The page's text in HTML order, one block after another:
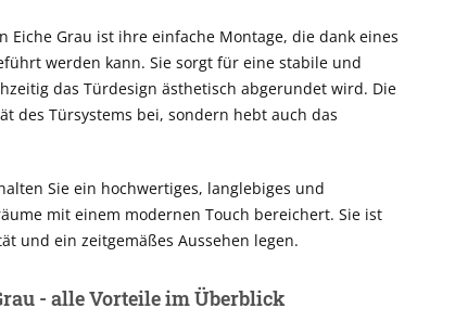
Eiche Grau ist ihre einfache Montage, die dank eines
werden kann. Sie sorgt für eine stabile und
das Türdesign ästhetisch abgerundet wird. Die
des Türsystems bei, sondern hebt auch das
Sie ein hochwertiges, langlebiges und
mit einem modernen Touch bereichert. Sie ist
und ein zeitgemäßes Aussehen legen.
- alle Vorteile im Überblick